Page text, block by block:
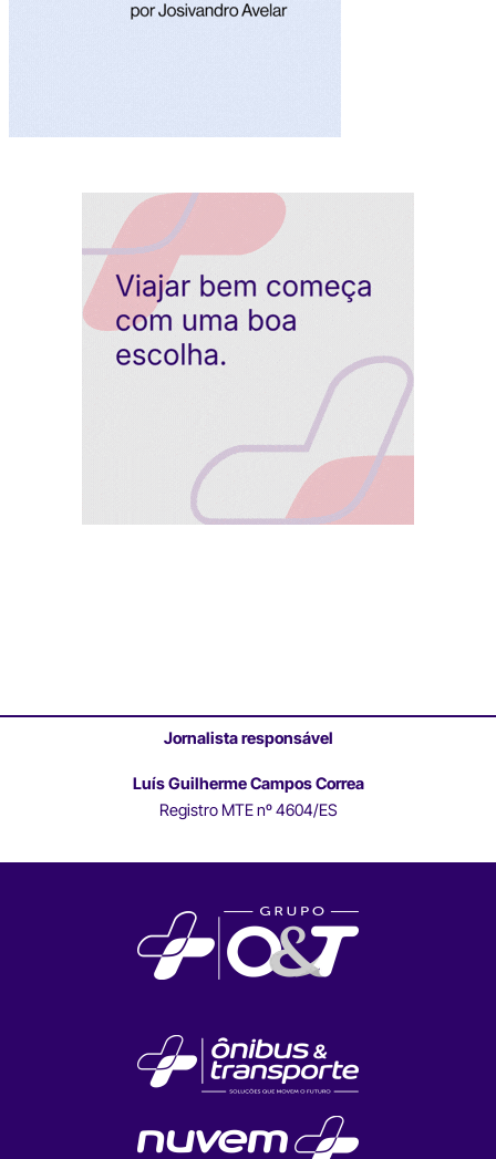
Jornalista responsável
Luís Guilherme Campos Correa
Registro MTE nº 4604/ES